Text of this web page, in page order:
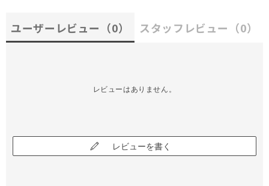
ユーザーレビュー （0） スタッフレビュー （0）
レビューはありません。
レビューを書く